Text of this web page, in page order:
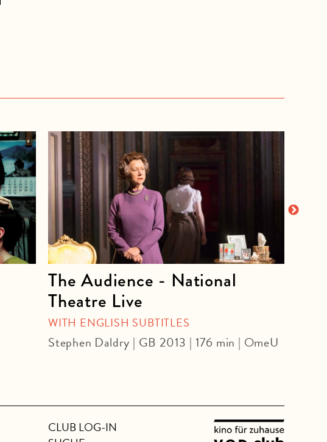
The Audience - National
Theatre Live
WITH ENGLISH SUBTITLES
Stephen Daldry | GB 2013 | 176 min | OmeU
CLUB LOG-IN